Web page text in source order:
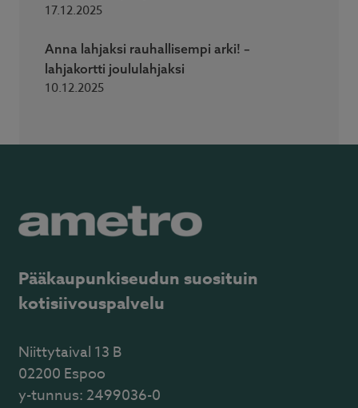
17.12.2025
Anna lahjaksi rauhallisempi arki! –
lahjakortti joululahjaksi
10.12.2025
Pääkaupunkiseudun suosituin
kotisiivouspalvelu
Niittytaival 13 B
02200 Espoo
y-tunnus: 2499036-0